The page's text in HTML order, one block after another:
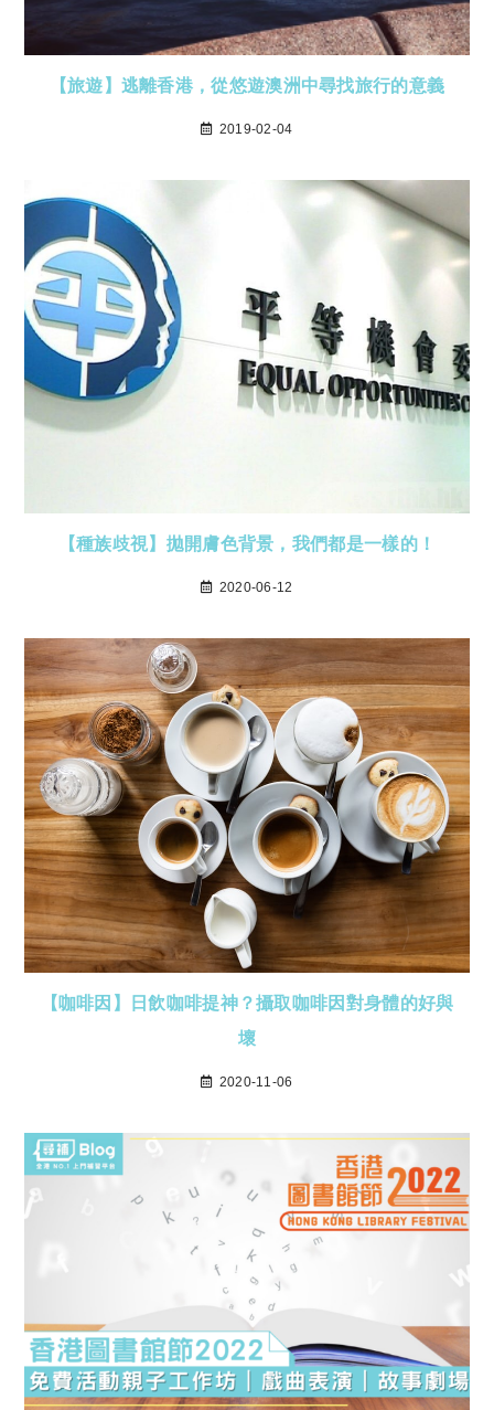
【旅遊】逃離香港，從悠遊澳洲中尋找旅行的意義
2019-02-04
【種族歧視】拋開膚色背景，我們都是一樣的！
2020-06-12
【咖啡因】日飲咖啡提神？攝取咖啡因對身體的好與
壞
2020-11-06